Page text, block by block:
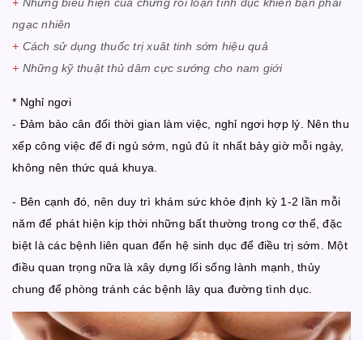
+ Những biểu hiện của chứng rối loạn tình dục khiến bạn phải
ngạc nhiên
+ Cách sử dụng thuốc trị xuât tinh sớm hiệu quả
+ Những kỹ thuật thủ dâm cực sướng cho nam giới
* Nghỉ ngơi
- Đảm bảo cân đối thời gian làm việc, nghỉ ngơi hợp lý. Nên thu
xếp công việc để đi ngủ sớm, ngủ đủ ít nhất bảy giờ mỗi ngày,
không nên thức quá khuya.
- Bên cạnh đó, nên duy trì khám sức khỏe định kỳ 1-2 lần mỗi
năm để phát hiện kịp thời những bất thường trong cơ thể, đặc
biệt là các bệnh liên quan đến hệ sinh dục để điều trị sớm. Một
điều quan trọng nữa là xây dựng lối sống lành mạnh, thủy
chung để phòng tránh các bệnh lây qua đường tình dục.